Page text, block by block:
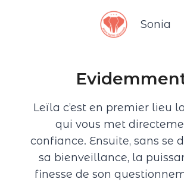
Sonia
Leïla c’est en premier lieu
qui vous met
confiance. Ensuite, sans se
sa bienveillance, la
finesse de son